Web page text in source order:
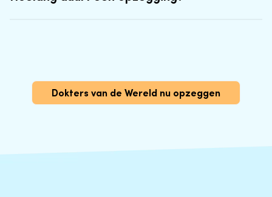
Dokters van de Wereld nu opzeggen